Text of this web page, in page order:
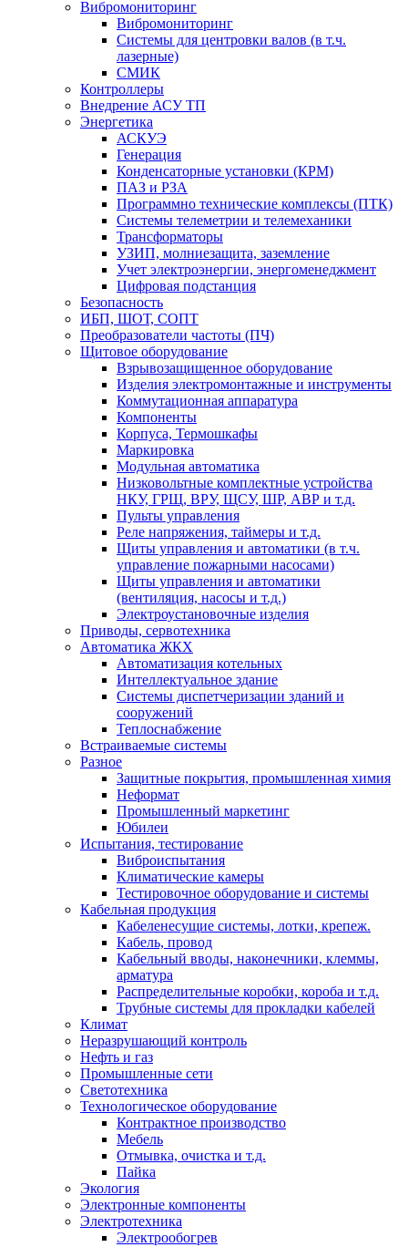
Вибромониторинг
Вибромониторинг
Системы для центровки валов (в т.ч.
лазерные)
СМИК
Контроллеры
Внедрение АСУ ТП
Энергетика
АСКУЭ
Генерация
Конденсаторные установки (КРМ)
ПАЗ и РЗА
Программно технические комплексы (ПТК)
Системы телеметрии и телемеханики
Трансформаторы
УЗИП, молниезащита, заземление
Учет электроэнергии, энергоменеджмент
Цифровая подстанция
Безопасность
ИБП, ШОТ, СОПТ
Преобразователи частоты (ПЧ)
Щитовое оборудование
Взрывозащищенное оборудование
Изделия электромонтажные и инструменты
Коммутационная аппаратура
Компоненты
Корпуса, Термошкафы
Маркировка
Модульная автоматика
Низковольтные комплектные устройства
НКУ, ГРЩ, ВРУ, ЩСУ, ШР, АВР и т.д.
Пульты управления
Реле напряжения, таймеры и т.д.
Щиты управления и автоматики (в т.ч.
управление пожарными насосами)
Щиты управления и автоматики
(вентиляция, насосы и т.д.)
Электроустановочные изделия
Приводы, сервотехника
Автоматика ЖКХ
Автоматизация котельных
Интеллектуальное здание
Системы диспетчеризации зданий и
сооружений
Теплоснабжение
Встраиваемые системы
Разное
Защитные покрытия, промышленная химия
Неформат
Промышленный маркетинг
Юбилеи
Испытания, тестирование
Виброиспытания
Климатические камеры
Тестировочное оборудование и системы
Кабельная продукция
Кабеленесущие системы, лотки, крепеж.
Кабель, провод
Кабельный вводы, наконечники, клеммы,
арматура
Распределительные коробки, короба и т.д.
Трубные системы для прокладки кабелей
Климат
Неразрушающий контроль
Нефть и газ
Промышленные сети
Светотехника
Технологическое оборудование
Контрактное производство
Мебель
Отмывка, очистка и т.д.
Пайка
Экология
Электронные компоненты
Электротехника
Электрообогрев